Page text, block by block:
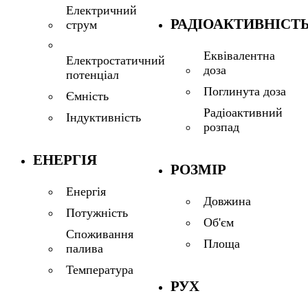
Електричний
струм
Електростатичний
потенціал
Ємність
Індуктивність
ЕНЕРГІЯ
Енергія
Потужність
Споживання
палива
Температура
Еквівалентна
доза
Поглинута доза
Радіоактивний
розпад
РОЗМІР
Довжина
Об'єм
Площа
РУХ